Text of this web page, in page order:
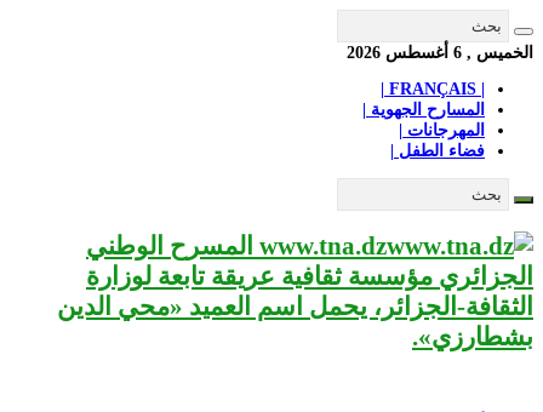
الخميس , 6 أغسطس 2026
المسارح الجهوية |
المهرجانات |
فضاء الطفل |
www.tna.dz المسرح الوطني
الجزائري مؤسسة ثقافية عريقة تابعة لوزارة
الثقافة-الجزائر، يحمل اسم العميد «محي الدين
بشطارزي».